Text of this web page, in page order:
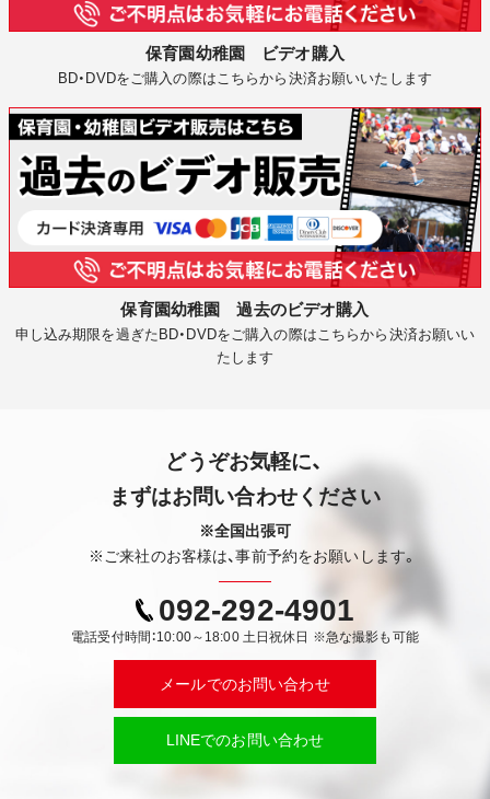
保育園幼稚園 ビデオ購入
BD・DVDをご購入の際はこちらから決済お願いいたします
保育園幼稚園 過去のビデオ購入
申し込み期限を過ぎたBD・DVDをご購入の際はこちらから決済お願いい
たします
どうぞお気軽に、
まずはお問い合わせください
※全国出張可
※ご来社のお客様は、事前予約をお願いします。
092-292-4901
電話受付時間：10:00～18:00 土日祝休日 ※急な撮影も可能
メールでのお問い合わせ
LINEでのお問い合わせ